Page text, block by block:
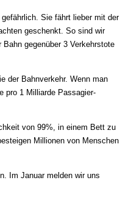
Sie fährt lieber mit der
geschenkt. So sind wir
gegenüber 3 Verkehrstote
der Bahnverkehr. Wenn man
pro 1 Milliarde Passagier-
von 99%, in einem Bett zu
Millionen von Menschen
Im Januar melden wir uns